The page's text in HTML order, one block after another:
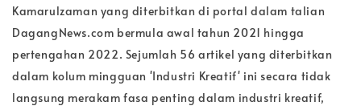
Kamarulzaman yang diterbitkan di portal dalam talian
DagangNews.com bermula awal tahun 2021 hingga
pertengahan 2022. Sejumlah 56 artikel yang diterbitkan
dalam kolum mingguan 'Industri Kreatif' ini secara tidak
langsung merakam fasa penting dalam industri kreatif,